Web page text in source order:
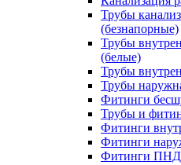
Трубы
(безнапорные)
Трубы
(белые)
Трубы
Трубы
Фитинги
Трубы и
Фитинги
Фитинги
Фитинги ПНД